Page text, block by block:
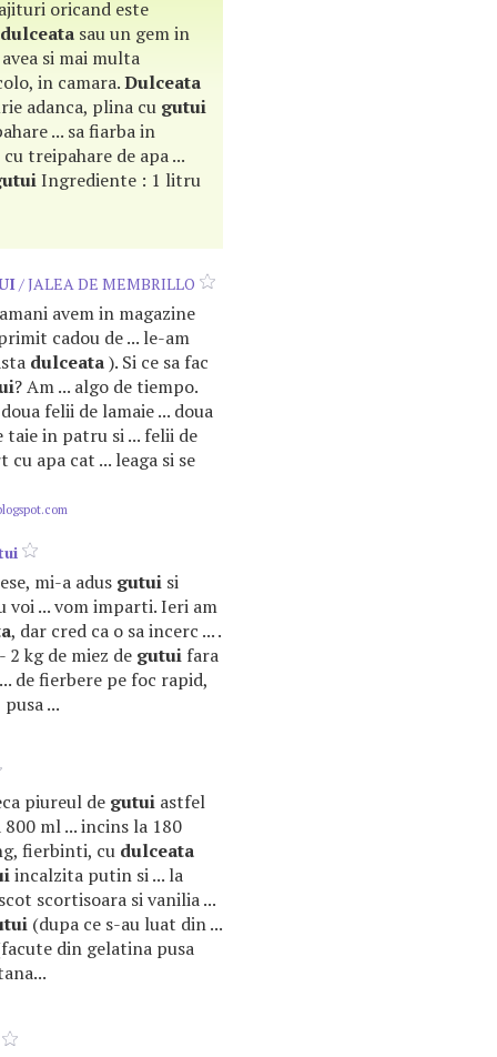
oricand este
dulceata sau un gem in
si mai multa
in camara.Dulceata
adanca, plina cu gutui
... sa fiarba in
treipahare de apa ...
Ingrediente : 1 litru
/ JALEA DE MEMBRILLO
avem in magazine
cadou de ... le-am
dulceata). Si ce sa fac
? Am ... algo de tiempo.
felii de lamaie ... doua
taie in patru si ... felii de
apa cat ... leaga si se
mi-a adus gutui si
voi ... vom imparti. Ieri am
, dar cred ca o sa incerc ... .
kg de miez de gutui fara
de fierbere pe foc rapid,
...
piureul de gutui astfel
ml ... incins la 180
fierbinti, cu dulceata
incalzita putin si ... la
scortisoara si vanilia ...
(dupa ce s-au luat din ...
din gelatina pusa